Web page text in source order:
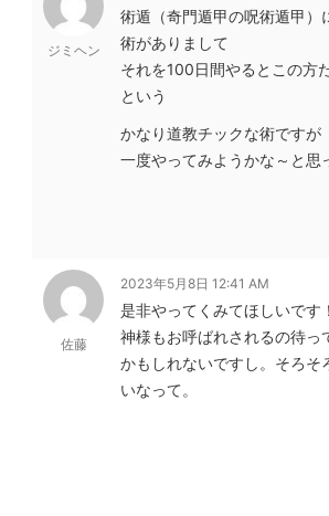
ジミヘン
術遁（奇門遁甲の呪術遁甲）
術がありまして
それを100日間やるとこの方
という
かなり道教チックな術ですが
一度やってみようかな～と思
佐藤
2023年5月8日 12:41 AM
是非やってくみてほしいです！
神様もお呼ばれされるの待っ
かもしれないですし。そろそ
いなって。